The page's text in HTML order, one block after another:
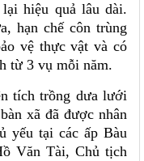
hiệu quả lâu dài.
hạn chế côn trùng
vệ thực vật và có
từ 3 vụ mỗi năm.
tích trồng dưa lưới
xã đã được nhân
yếu tại các ấp Bàu
Văn Tài, Chủ tịch